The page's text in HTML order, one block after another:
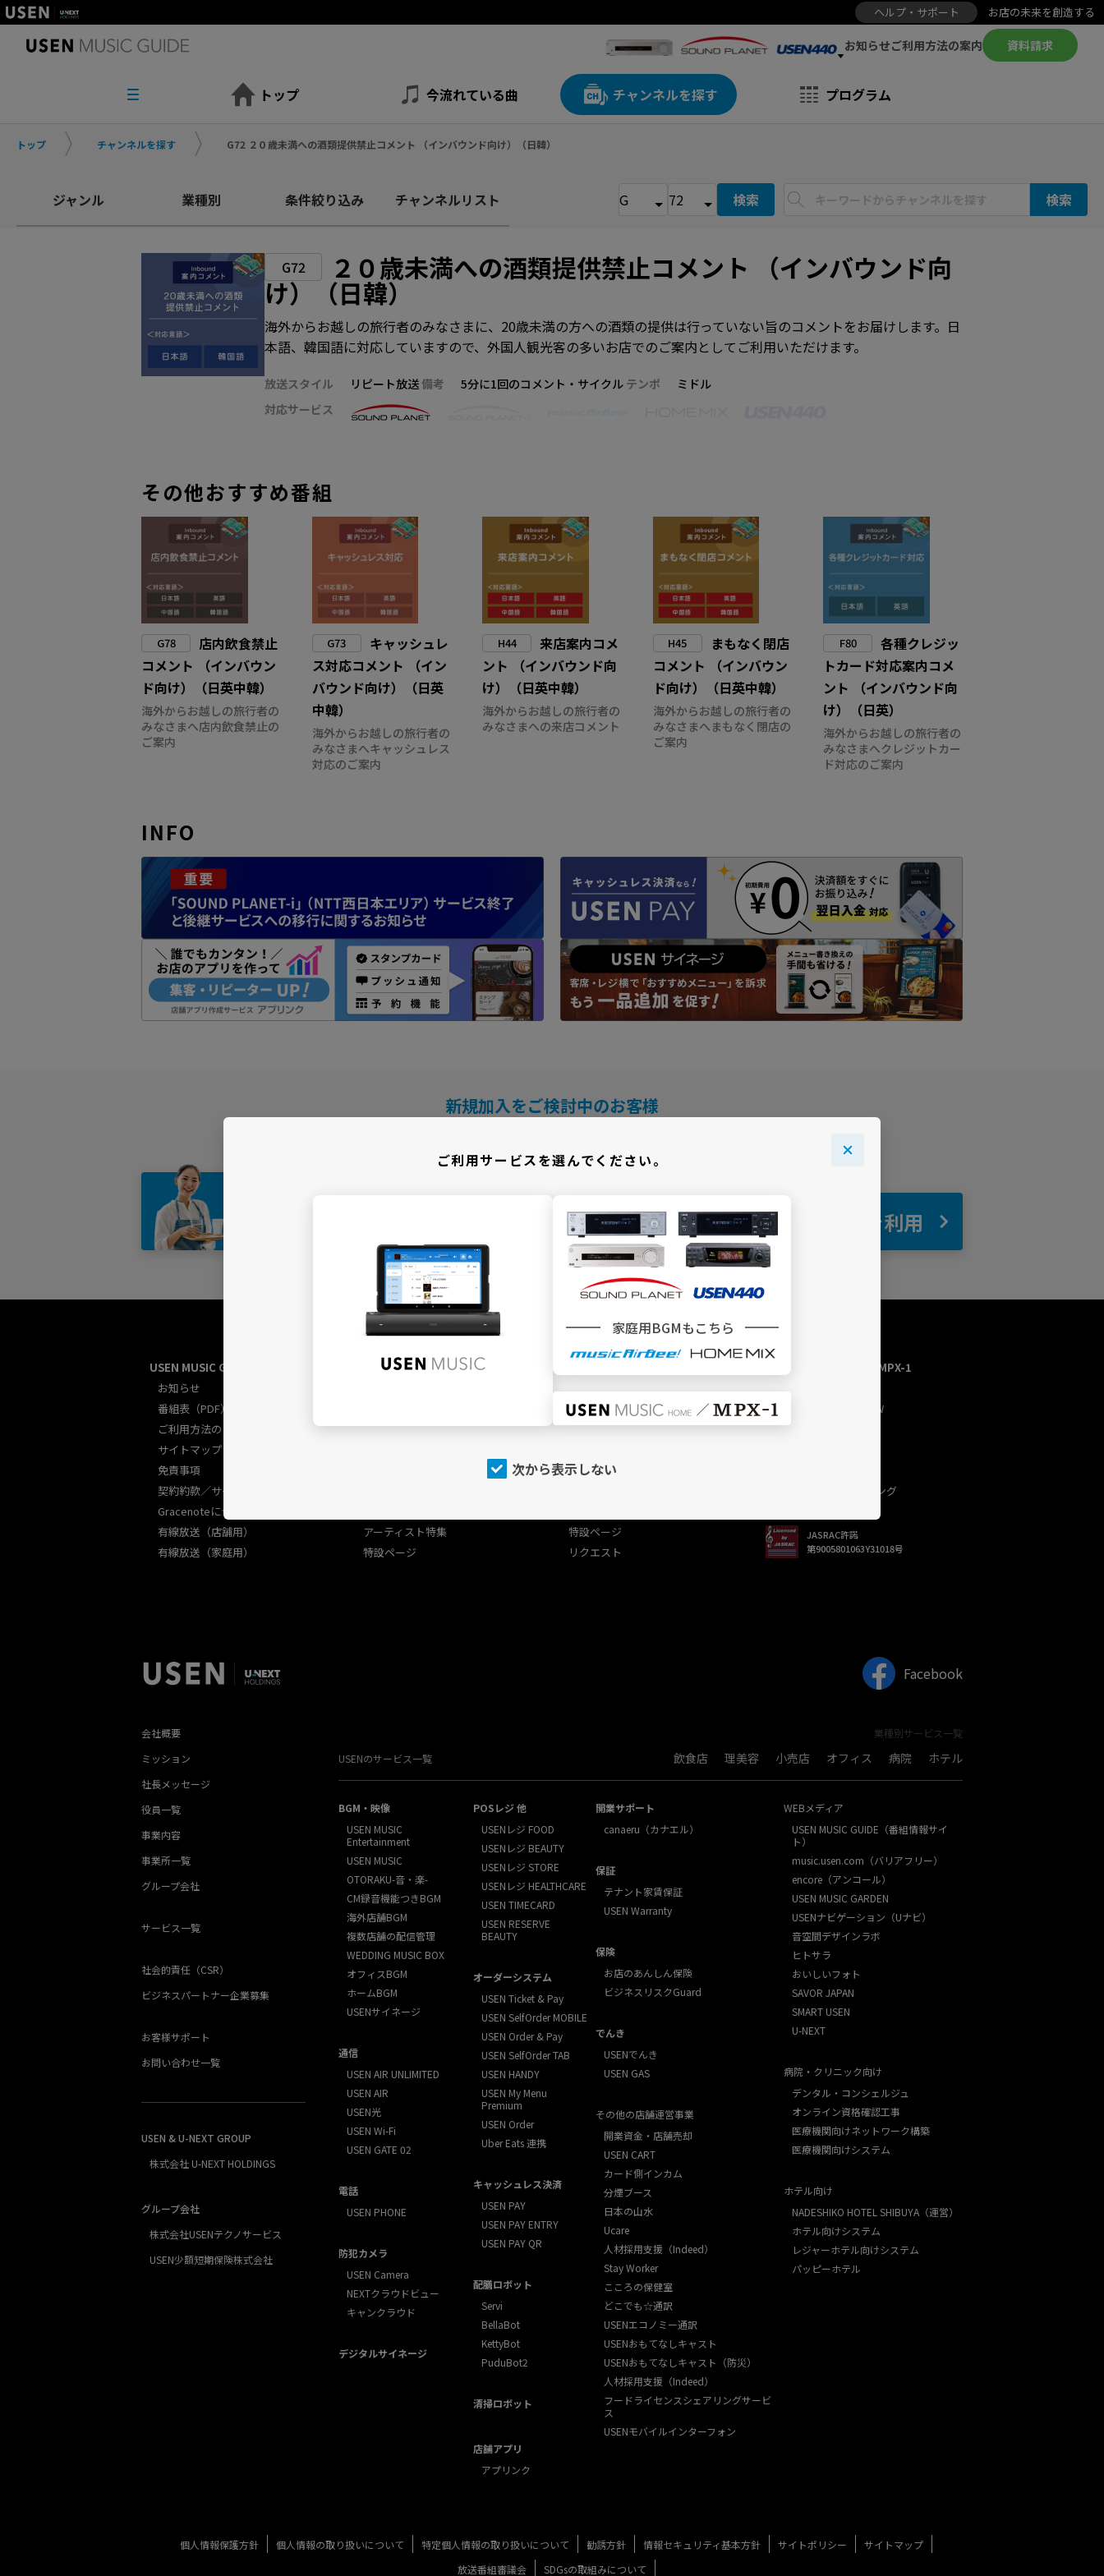
ヘルプ・サポート お店の未来を創造する
お知らせご利用方法の案内 資料請求
トップ 今流れている曲 チャンネルを探す プログラム
トップ チャンネルを探す G72 ２０歳未満への酒類提供禁止コメント （インバウンド向け）（日韓）
ジャンル 業種別 条件絞り込み チャンネルリスト 検索 検索
G72 ２０歳未満への酒類提供禁止コメント （インバウンド向
け）（日韓）
海外からお越しの旅行者のみなさまに、20歳未満の方への酒類の提供は行っていない旨のコメントをお届けします。日
本語、韓国語に対応していますので、外国人観光客の多いお店でのご案内としてご利用いただけます。
放送スタイル リピート放送備考 5分に1回のコメント・サイクル テンポ
ミドル
対応サービス
その他おすすめ番組
G78
店内飲食禁止
コメント （インバウン
ド向け）（日英中韓）
海外からお越しの旅行者の
みなさまへ店内飲食禁止の
ご案内
G73
キャッシュレ
ス対応コメント （イン
バウンド向け）（日英
中韓）
海外からお越しの旅行者の
みなさまへキャッシュレス
対応のご案内
H44
来店案内コメ
ント （インバウンド向
け）（日英中韓）
海外からお越しの旅行者の
みなさまへの来店コメント
H45
まもなく閉店
コメント （インバウン
ド向け）（日英中韓）
海外からお越しの旅行者の
みなさまへまもなく閉店の
ご案内
F80
各種クレジッ
トカード対応案内コメ
ント （インバウンド向
け）（日英）
海外からお越しの旅行者の
みなさまへクレジットカー
ド対応のご案内
INFO
新規加入をご検討中のお客様
自宅 でBGMを利用
USEN MUSIC GUIDE総合
お知らせ
番組表（PDF）
ご利用方法のご案内
サイトマップ
免責事項
契約約款／サービス規約
Gracenoteについて
有線放送（店舗用）
有線放送（家庭用）
USEN MUSIC
PLAYING）
アーティスト特集
特設ページ
今流れている曲（NOW
PLAYING）
プログラム
特設ページ
リクエスト
USEN MUSIC HOME／MPX-1
今流れている曲（NOW
PLAYING）
USEN（有線）ランキング
JASRAC許諾
第9005801063Y31018号
Facebook
会社概要
ミッション
社長メッセージ
役員一覧
事業内容
事業所一覧
グループ会社
サービス一覧
社会的責任（CSR）
ビジネスパートナー企業募集
お客様サポート
お問い合わせ一覧
USEN & U-NEXT GROUP
株式会社 U-NEXT HOLDINGS
グループ会社
株式会社USENテクノサービス
USEN少額短期保険株式会社
業種別サービス一覧
USENのサービス一覧
飲食店 理美容 小売店 オフィス 病院 ホテル
BGM・映像
USEN MUSIC
Entertainment
USEN MUSIC
OTORAKU-音・楽-
CM録音機能つきBGM
海外店舗BGM
複数店舗の配信管理
WEDDING MUSIC BOX
オフィスBGM
ホームBGM
USENサイネージ
通信
USEN AIR UNLIMITED
USEN AIR
USEN光
USEN Wi-Fi
USEN GATE 02
電話
USEN PHONE
防犯カメラ
USEN Camera
NEXTクラウドビュー
キャンクラウド
デジタルサイネージ
POSレジ 他
USENレジ FOOD
USENレジ BEAUTY
USENレジ STORE
USENレジ HEALTHCARE
USEN TIMECARD
USEN RESERVE
BEAUTY
オーダーシステム
USEN Ticket & Pay
USEN SelfOrder MOBILE
USEN Order & Pay
USEN SelfOrder TAB
USEN HANDY
USEN My Menu
Premium
USEN Order
Uber Eats 連携
キャッシュレス決済
USEN PAY
USEN PAY ENTRY
USEN PAY QR
配膳ロボット
Servi
BellaBot
KettyBot
PuduBot2
清掃ロボット
店舗アプリ
アプリンク
開業サポート
canaeru（カナエル）
保証
テナント家賃保証
USEN Warranty
保険
お店のあんしん保険
ビジネスリスクGuard
でんき
USENでんき
USEN GAS
その他の店舗運営事業
開業資金・店舗売却
USEN CART
カード側インカム
分煙ブース
日本の山水
Ucare
人材採用支援（Indeed）
Stay Worker
こころの保健室
どこでも☆通訳
USENエコノミー通訳
USENおもてなしキャスト
USENおもてなしキャスト（防災）
人材採用支援（Indeed）
フードライセンスシェアリングサービ
ス
USENモバイルインターフォン
WEBメディア
USEN MUSIC GUIDE（番組情報サイ
ト）
music.usen.com（バリアフリー）
encore（アンコール）
USEN MUSIC GARDEN
USENナビゲーション（Uナビ）
音空間デザインラボ
ヒトサラ
おいしいフォト
SAVOR JAPAN
SMART USEN
U-NEXT
病院・クリニック向け
デンタル・コンシェルジュ
オンライン資格確認工事
医療機関向けネットワーク構築
医療機関向けシステム
ホテル向け
NADESHIKO HOTEL SHIBUYA（運営）
ホテル向けシステム
レジャーホテル向けシステム
パッピーホテル
個人情報保護方針 個人情報の取り扱いについて 特定個人情報の取り扱いについて 勧誘方針 情報セキュリティ基本方針 サイトポリシー
サイトマップ
放送番組審議会
SDGsの取組みについて
ご利用サービスを選んでください。
家庭用BGMもこちら
次から表示しない